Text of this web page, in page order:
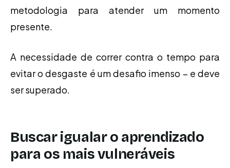
metodologia para atender um momento
presente.
A necessidade de correr contra o tempo para
evitar o desgaste é um desafio imenso – e deve
ser superado.
Buscar igualar o aprendizado
para os mais vulneráveis